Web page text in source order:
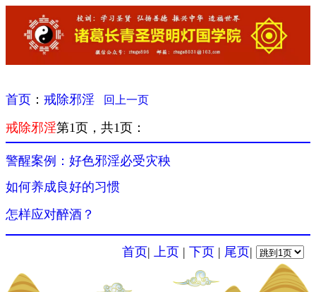
首页 ： 戒除邪淫 回上一页
戒除邪淫第1页，共1页：
警醒案例：好色邪淫必受灾秧
如何养成良好的习惯
怎样应对醉酒？
首页| 上页 | 下页 | 尾页|